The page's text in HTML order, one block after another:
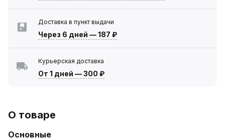
Доставка в пункт выдачи
Через 6 дней —187 ₽
Курьерская доставка
От 1 дней —300 ₽
О товаре
Основные